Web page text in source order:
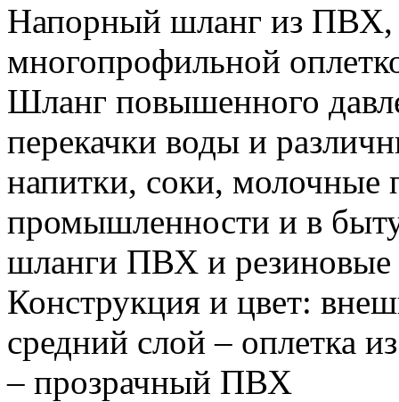
Напорный шланг из ПВХ,
многопрофильной
Шланг повышенного
перекачки воды и
напитки, соки, молочные
промышленности и в
шланги ПВХ и
Конструкция и цвет:
средний слой – оплетка
– прозрачный ПВХ